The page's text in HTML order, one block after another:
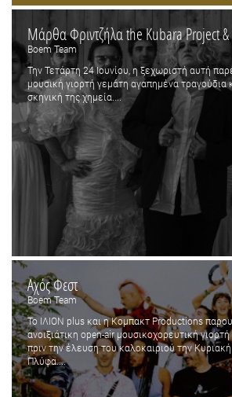
Μάρθα Φριντζήλα the Kubara Project
Boem Team
Την Τετάρτη 24 Ιουνίου, η ξεχωριστή αυτή
μουσική γιορτή γεμάτη αγαπημένα τραγούδια
σκηνική της χημεία....
Αχός Φεστ
Boem Team
Το ΙΛΙΟΝ plus και η Κομπακτ Productions
ανοιξιάτικη open-air μουσικοχορευτική
πριν την έλευση του καλοκαιριού την
Πλύφα....